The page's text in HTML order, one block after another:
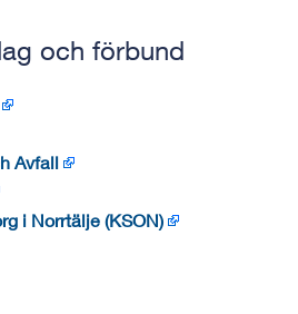
och förbund
Avfall
i Norrtälje (KSON)